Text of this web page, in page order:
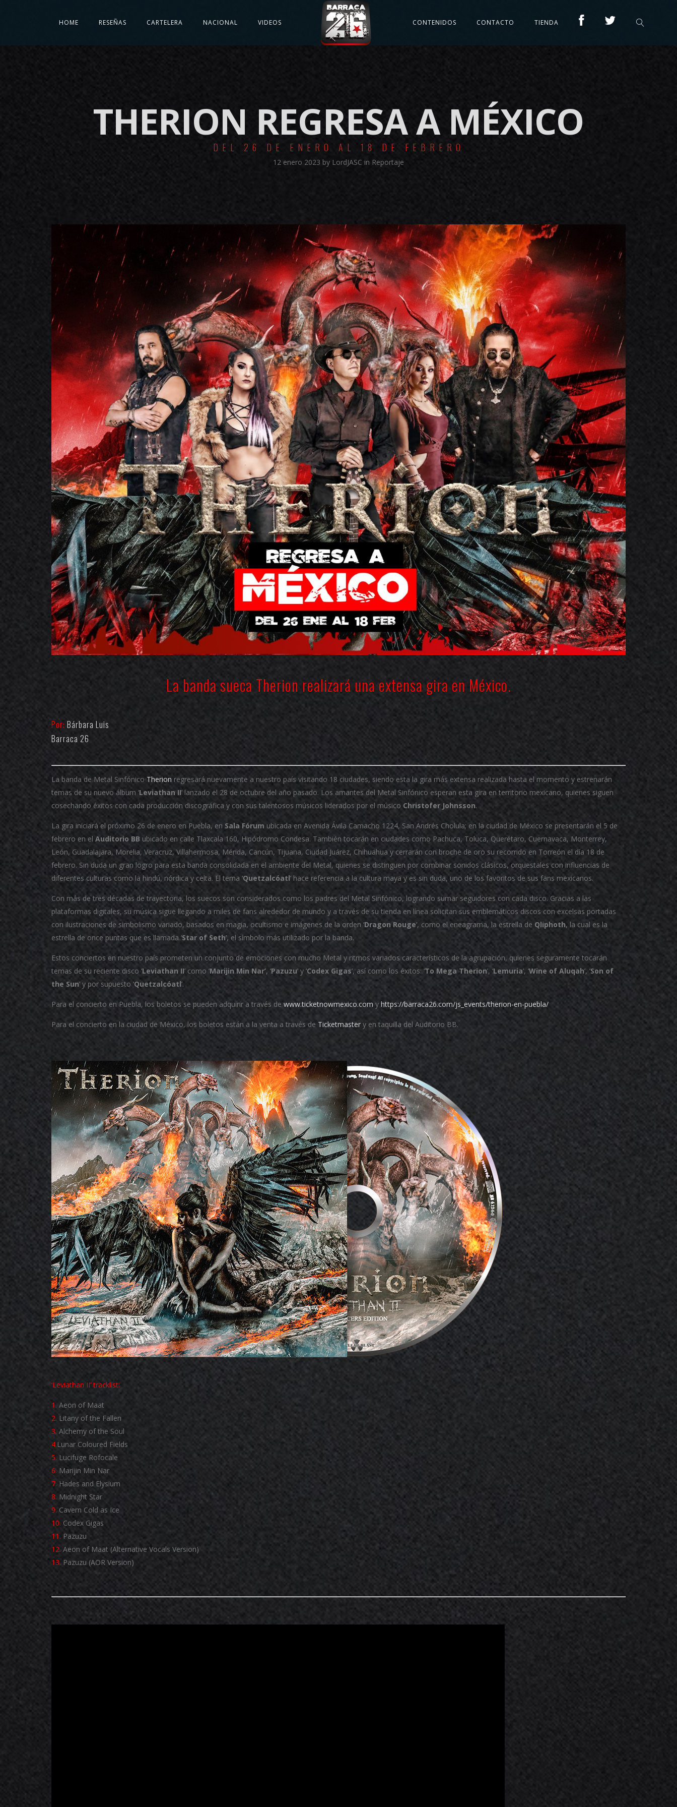
HOME RESEÑAS CARTELERA NACIONAL VIDEOS CONTENIDOS CONTACTO TIENDA
THERION REGRESA A MÉXICO
DEL 26 DE ENERO AL 18 DE FEBRERO
12 enero 2023 by LordJASC in Reportaje
La banda sueca Therion realizará una extensa gira en México.
Por: Bárbara Luis
Barraca 26
La banda de Metal SinfónicoTherion regresará nuevamente a nuestro país visitando 18 ciudades, siendo esta la gira más extensa realizada hasta el momento y estrenarán
temas de su nuevo álbum ‘Leviathan II’ lanzado el 28 de octubre del año pasado. Los amantes del Metal Sinfónico esperan esta gira en territorio mexicano, quienes siguen
cosechando éxitos con cada producción discográfica y con sus talentosos músicos liderados por el músico Christofer Johnsson.
La gira iniciará el próximo 26 de enero en Puebla, en Sala Fórum ubicada en Avenida Ávila Camacho 1224, San Andrés Cholula; en la ciudad de México se presentarán el 5 de
febrero en el Auditorio BB ubicado en calle Tlaxcala 160, Hipódromo Condesa. También tocarán en ciudades como Pachuca, Toluca, Querétaro, Cuernavaca, Monterrey,
León, Guadalajara, Morelia, Veracruz, Villahermosa, Mérida, Cancún, Tijuana, Ciudad Juárez, Chihuahua y cerrarán con broche de oro su recorrido en Torreón el día 18 de
febrero. Sin duda un gran logro para esta banda consolidada en el ambiente del Metal, quienes se distinguen por combinar sonidos clásicos, orquestales con influencias de
diferentes culturas como la hindú, nórdica y celta. El tema ‘Quetzalcóatl’ hace referencia a la cultura maya y es sin duda, uno de los favoritos de sus fans mexicanos.
Con más de tres décadas de trayectoria, los suecos son considerados como los padres del Metal Sinfónico, logrando sumar seguidores con cada disco. Gracias a las
plataformas digitales, su música sigue llegando a miles de fans alrededor de mundo y a través de su tienda en línea solicitan sus emblemáticos discos con excelsas portadas
con ilustraciones de simbolismo variado, basados en magia, ocultismo e imágenes de la orden ‘Dragon Rouge’, como el eneagrama, la estrella de Qliphoth, la cual es la
estrella de once puntas que es llamada ‘Star of Seth’, el símbolo más utilizado por la banda.
Estos conciertos en nuestro país prometen un conjunto de emociones con mucho Metal y ritmos variados característicos de la agrupación, quienes seguramente tocarán
temas de su reciente disco ‘Leviathan II’ como ‘Marijin Min Nar’, ‘Pazuzu’ y ‘Codex Gigas’, así como los éxitos: ‘To Mega Therion’, ‘Lemuria’, ‘Wine of Aluqah’, ‘Son of
the Sun’ y por supuesto ‘Quetzalcóatl’.
Para el concierto en Puebla, los boletos se pueden adquirir a través dewww.ticketnowmexico.com y https://barraca26.com/js_events/therion-en-puebla/
Para el concierto en la ciudad de México, los boletos están a la venta a través de Ticketmastery en taquilla del Auditorio BB.
‘Leviathan II’ tracklist:
1. Aeon of Maat
2. Litany of the Fallen
3. Alchemy of the Soul
4.Lunar Coloured Fields
5. Lucifuge Rofocale
6. Marijin Min Nar
7. Hades and Elysium
8. Midnight Star
9. Cavern Cold as Ice
10. Codex Gigas
11. Pazuzu
12. Aeon of Maat (Alternative Vocals Version)
13. Pazuzu (AOR Version)